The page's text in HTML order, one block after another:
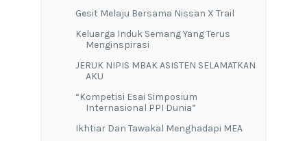
Gesit Melaju Bersama Nissan X Trail
Keluarga Induk Semang Yang Terus
Menginspirasi
JERUK NIPIS MBAK ASISTEN SELAMATKAN
AKU
“Kompetisi Esai Simposium
Internasional PPI Dunia”
Ikhtiar Dan Tawakal Menghadapi MEA